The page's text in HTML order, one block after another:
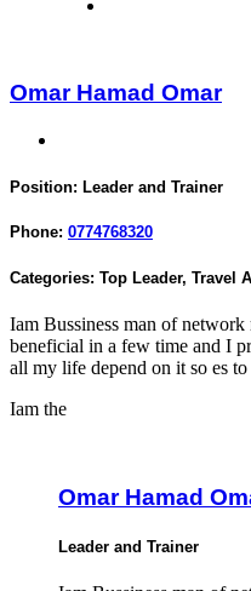
Omar Hamad Omar
Position: Leader and Trainer
Phone: 0774768320
Categories: Top Leader, Travel
Iam Bussiness man of
beneficial in a few time and I
all my life depend on it so es
Iam the
Omar Hamad
Leader and Trainer